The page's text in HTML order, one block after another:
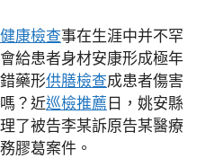
康檢查事在生涯中并不罕
給患者身材安康形成極年
藥形供膳檢查成患者傷害
？近巡檢推薦 日，姚安縣
了被告李某訴原告某醫療
膠葛案件。